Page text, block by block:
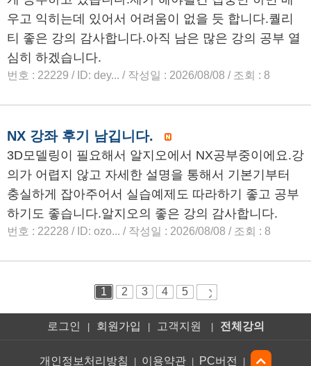
로그인 | 회원가입 | 고객지원 | 전체강의
개인정보처리방침 | 이용약관 | PC버전 |